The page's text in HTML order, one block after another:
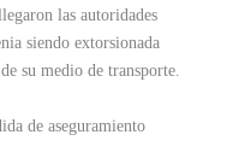
las autoridades
siendo extorsionada
su medio de transporte.
de aseguramiento